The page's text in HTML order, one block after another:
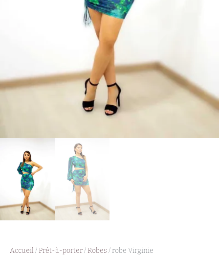
Accueil/ Prêt-à-porter/ Robes / robe Virginie